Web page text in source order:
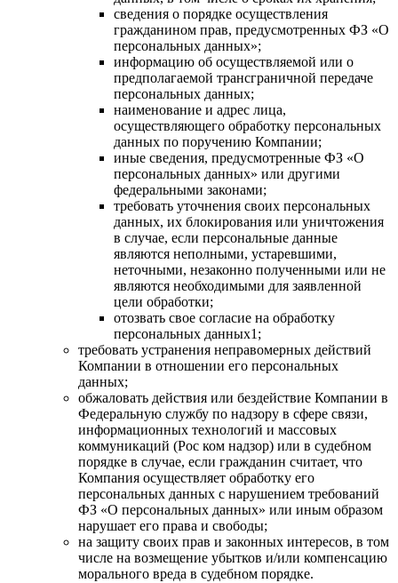
сведения о порядке осуществления
гражданином прав, предусмотренных ФЗ «О
персональных данных»;
информацию об осуществляемой или о
предполагаемой трансграничной передаче
персональных данных;
наименование и адрес лица,
осуществляющего обработку персональных
данных по поручению Компании;
иные сведения, предусмотренные ФЗ «О
персональных данных» или другими
федеральными законами;
требовать уточнения своих персональных
данных, их блокирования или уничтожения
в случае, если персональные данные
являются неполными, устаревшими,
неточными, незаконно полученными или не
являются необходимыми для заявленной
цели обработки;
отозвать свое согласие на обработку
персональных данных1;
требовать устранения неправомерных действий
Компании в отношении его персональных
данных;
обжаловать действия или бездействие Компании в
Федеральную службу по надзору в сфере связи,
информационных технологий и массовых
коммуникаций (Рос ком надзор) или в судебном
порядке в случае, если гражданин считает, что
Компания осуществляет обработку его
персональных данных с нарушением требований
ФЗ «О персональных данных» или иным образом
нарушает его права и свободы;
на защиту своих прав и законных интересов, в том
числе на возмещение убытков и/или компенсацию
морального вреда в судебном порядке.